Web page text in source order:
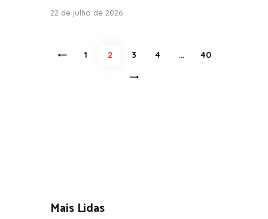
22 de julho de 2026
Paginação
PAGE
1 PAGE
2 PAGE
3 PAGE
4 … PAGE
40
Mais Lidas